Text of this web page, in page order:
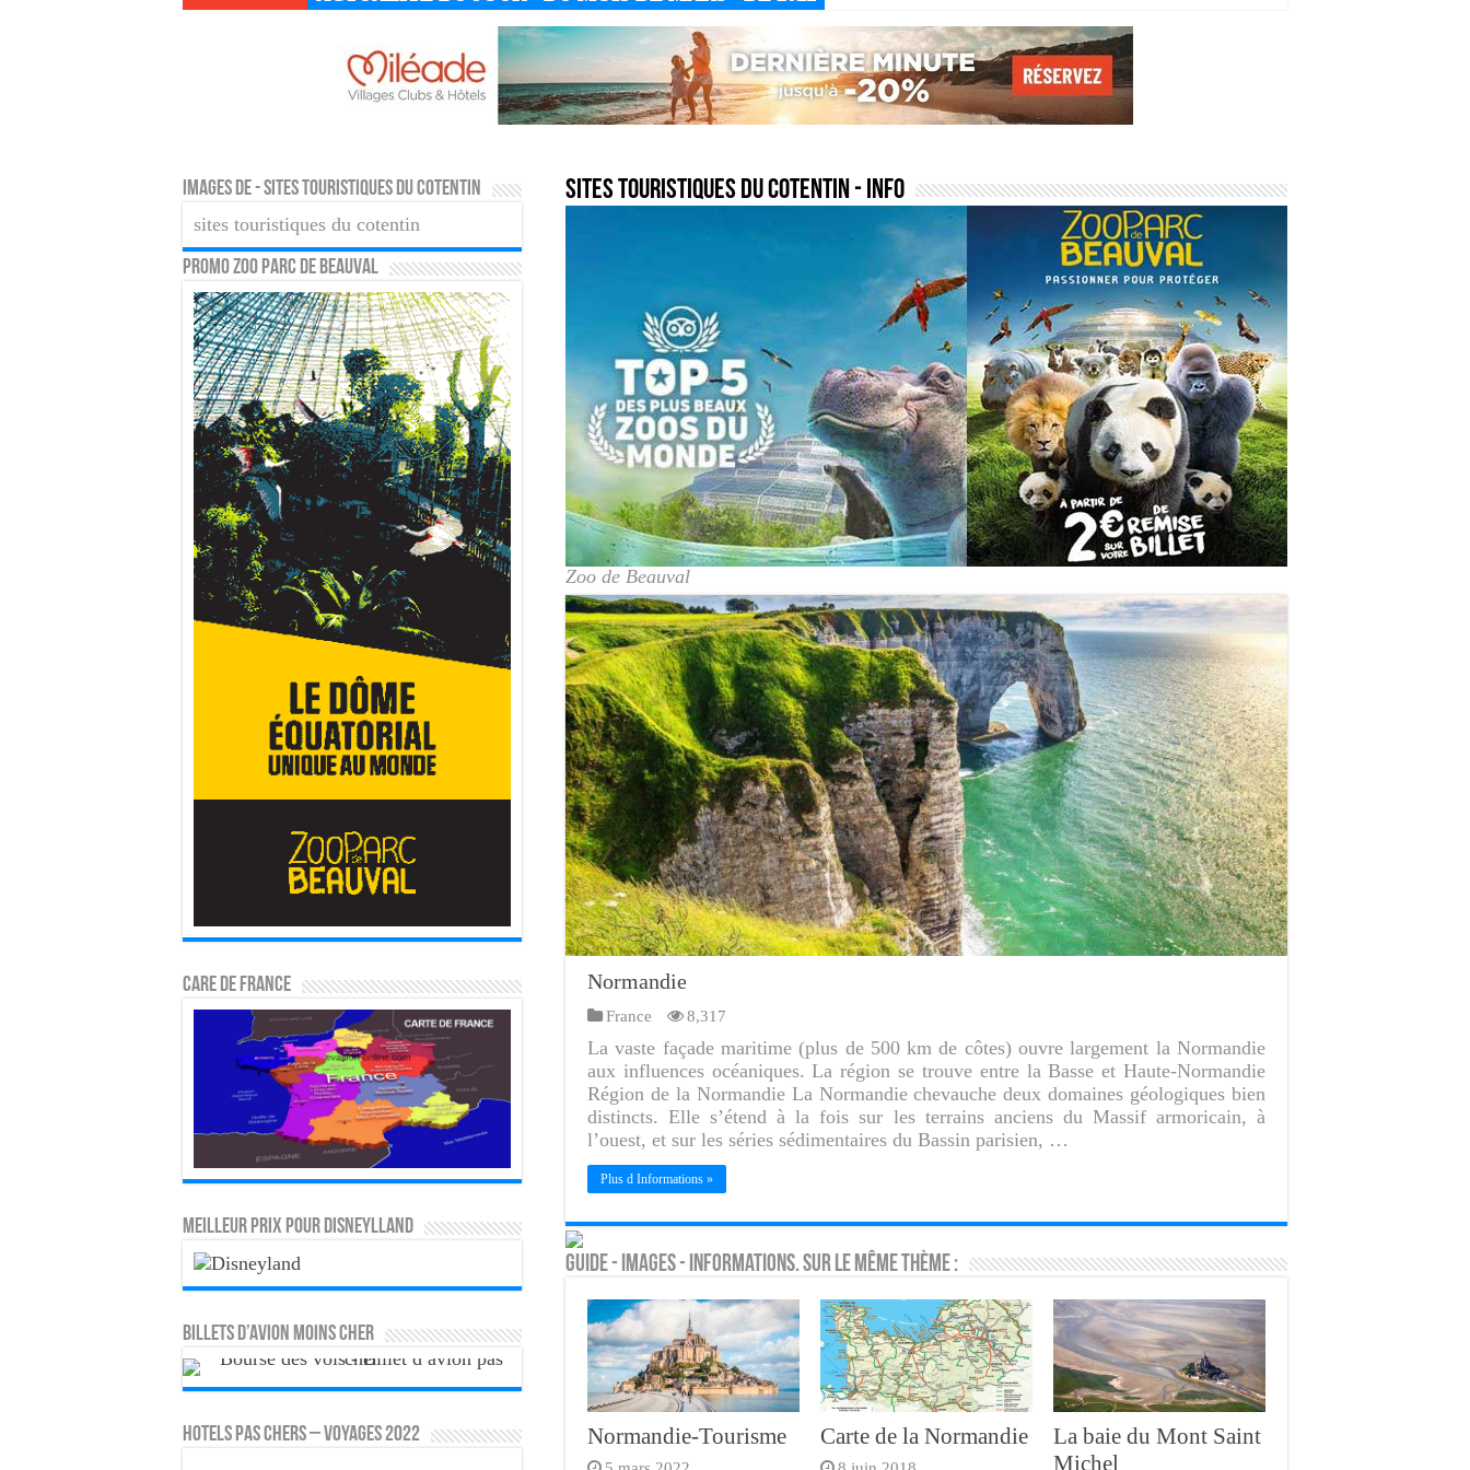
sites touristiques du cotentin - Info
Zoo de Beauval
Normandie
France 8,317
La vaste façade maritime (plus de 500 km de côtes) ouvre largement la Normandie
aux influences océaniques. La région se trouve entre la Basse et Haute-Normandie
Région de la Normandie La Normandie chevauche deux domaines géologiques bien
distincts. Elle s’étend à la fois sur les terrains anciens du Massif armoricain, à
l’ouest, et sur les séries sédimentaires du Bassin parisien, …
Plus d Informations »
Guide - Images - Informations. Sur le même thème :
Normandie-Tourisme Carte de la Normandie
La baie du Mont Saint
Michel
Images de - sites touristiques du cotentin
sites touristiques du cotentin
PROMO ZOO PARC DE BEAUVAL
CARE DE FRANCE
MEILLEUR PRIX POUR DISNEYLLAND
Billets d’avion moins cher
HOTELS PAS CHERS – VOYAGES 2022